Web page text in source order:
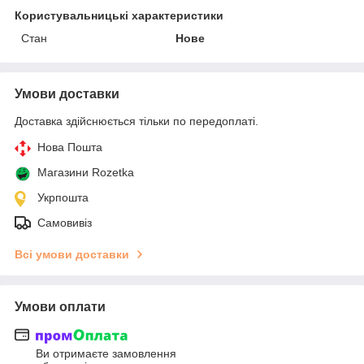
Користувальницькі характеристики
Стан
Нове
Умови доставки
Доставка здійснюється тільки по передоплаті.
Нова Пошта
Магазини Rozetka
Укрпошта
Самовивіз
Всі умови доставки
Умови оплати
Ви отримаєте замовлення